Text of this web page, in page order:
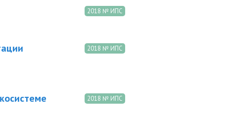
2018 № ИПС
2018 № ИПС
2018 № ИПС